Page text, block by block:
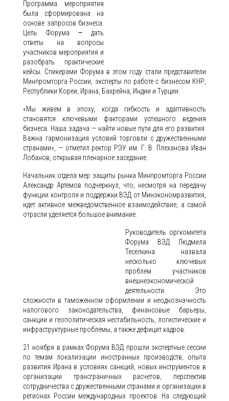
Программа мероприятия
была сформирована на
основе запросов бизнеса.
Цель Форума —дать
ответы на вопросы
участников мероприятия и
разобрать практические
кейсы. Спикерами Форума в этом году стали представители
Минпромторга России, эксперты по работе с бизнесом КНР,
Республики Кореи, Ирана, Бахрейна, Индии и Турции.
«Мы живем в эпоху, когда гибкость и адаптивность
становятся ключевыми факторами успешного ведения
бизнеса. Наша задача — найти новые пути для его развития.
Важна гармонизация условий торговли с дружественными
странами», — отметил ректор РЭУ им. Г. В. Плеханова Иван
Лобанов, открывая пленарное заседание.
Начальник отдела мер защиты рынка Минпромторга России
Александр Артемов подчеркнул, что, несмотря на передачу
функции контроля и поддержки ВЭД от Минэкономразвития,
идет активное межведомственное взаимодействие, а самой
отрасли уделяется большое внимание.
Руководитель оргкомитета
Форума ВЭД Людмила
Теселкина назвала
несколько ключевых
проблем участников
внешнеэкономической
деятельности. Это
сложности в таможенном оформлении и неоднозначность
налогового законодательства, финансовые барьеры,
санкции и геополитическая нестабильность, логистические и
инфраструктурные проблемы, а также дефицит кадров.
21 ноября в рамках Форума ВЭД прошли экспертные сессии
по темам локализации иностранных производств, опыта
развития Ирана в условиях санкций, новых инструментов в
организации трансграничных расчетов, перспектив
сотрудничества с дружественными странами и организации в
регионах России международных проектов. На следующий